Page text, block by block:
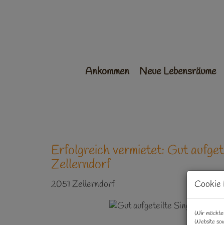
Ankommen Neue Lebensräume
Erfolgreich vermietet: Gut
Zellerndorf
2051 Zellerndorf Cookie
Wir
Website